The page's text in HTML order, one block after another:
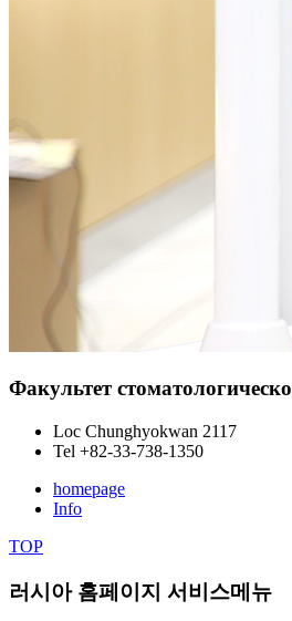
Факультет
Loc Chunghyokwan 2117
Tel +82-33-738-1350
homepage
Info
TOP
러시아 홈페이지 서비스메뉴